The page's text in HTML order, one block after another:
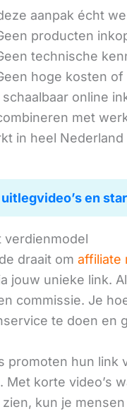
aanpak écht
producten
technische
hoge kosten of
schaalbaar online
met
in heel Nederland
en
verdienmodel
draait om affiliate
jouw unieke link.
commissie. Je
te doen en
promoten hun link
Met korte video’s
kun je